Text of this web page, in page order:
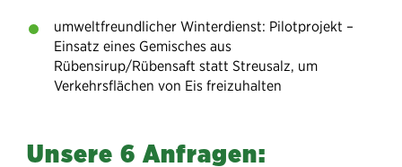
umweltfreundlicher Winterdienst: Pilotprojekt –
Einsatz eines Gemisches aus
Rübensirup/Rübensaft statt Streusalz, um
Verkehrsflächen von Eis freizuhalten
Unsere 6 Anfragen: